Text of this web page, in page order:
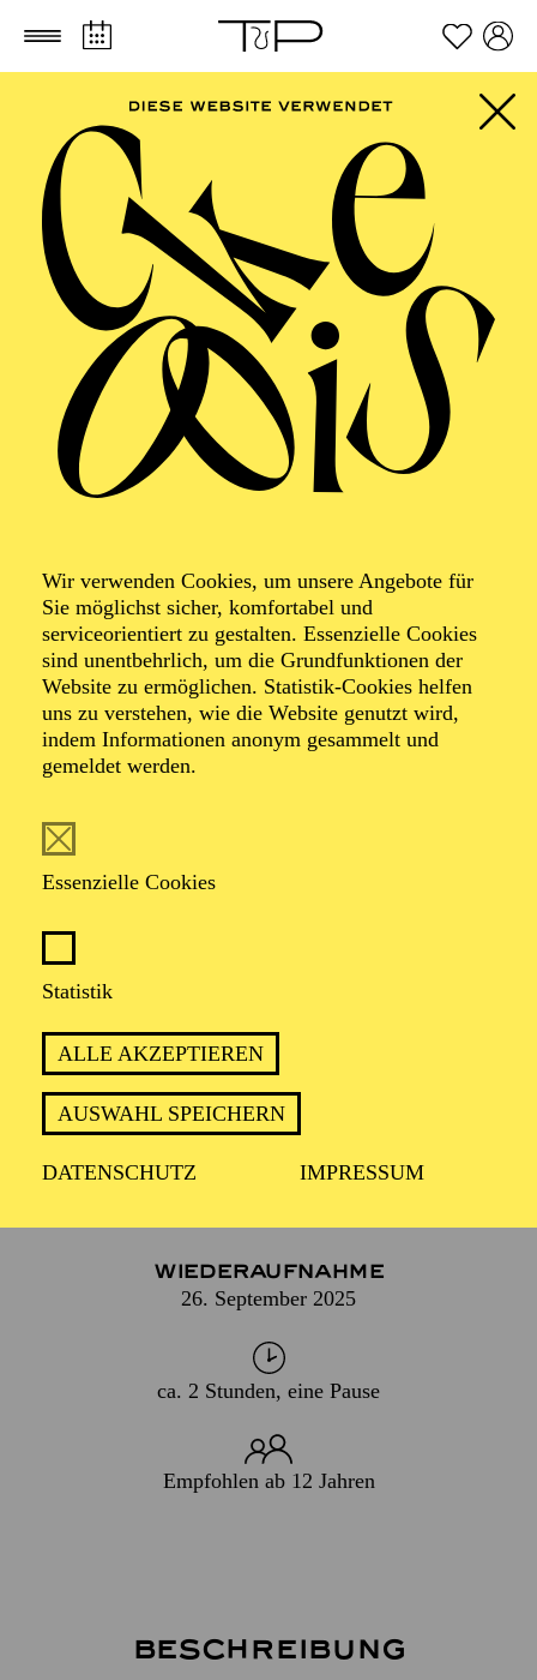
Zum Hauptinhalt springen Zum Footer springen
Wir verwenden Cookies, um unsere Angebote für
Sie möglichst sicher, komfortabel und
serviceorientiert zu gestalten. Essenzielle Cookies
sind unentbehrlich, um die Grundfunktionen der
Website zu ermöglichen. Statistik-Cookies helfen
uns zu verstehen, wie die Website genutzt wird,
indem Informationen anonym gesammelt und
gemeldet werden.
Essenzielle Cookies
Statistik
ALLE AKZEPTIEREN
AUSWAHL SPEICHERN
DATENSCHUTZ IMPRESSUM
AALTO BALLETT
Smile
Ein Chaplin-Abend von Ben Van Cauwenbergh und
Armen Hakobyan
Musik von Louis Armstrong, John Barry, Charlie
Chaplin, Léo Delibes, Bobby McFerrin, Richard
Wagner, Tom Waits u. a.
BEN VAN CAUWENBERGH UND
ARMEN HAKOBYAN SETZEN DEM
KÜNSTLER EIN TÄNZERISCHES
DENKMAL.
PREMIERE
WIEDERAUFNAHME
26. September 2025
ca. 2 Stunden, eine Pause
Empfohlen ab 12 Jahren
Beschreibung